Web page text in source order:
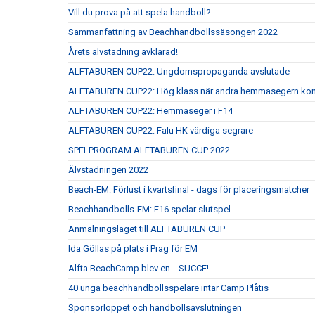
Vill du prova på att spela handboll?
Sammanfattning av Beachhandbollssäsongen 2022
Årets älvstädning avklarad!
ALFTABUREN CUP22: Ungdomspropaganda avslutade
ALFTABUREN CUP22: Hög klass när andra hemmasegern
ALFTABUREN CUP22: Hemmaseger i F14
ALFTABUREN CUP22: Falu HK värdiga segrare
SPELPROGRAM ALFTABUREN CUP 2022
Älvstädningen 2022
Beach-EM: Förlust i kvartsfinal - dags för placeringsmatcher
Beachhandbolls-EM: F16 spelar slutspel
Anmälningsläget till ALFTABUREN CUP
Ida Göllas på plats i Prag för EM
Alfta BeachCamp blev en... SUCCE!
40 unga beachhandbollsspelare intar Camp Plåtis
Sponsorloppet och handbollsavslutningen